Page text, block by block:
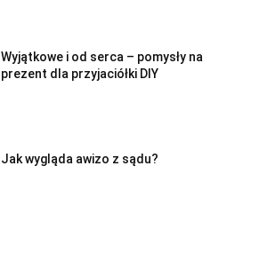
Wyjątkowe i od serca – pomysły na
prezent dla przyjaciółki DIY
Jak wygląda awizo z sądu?